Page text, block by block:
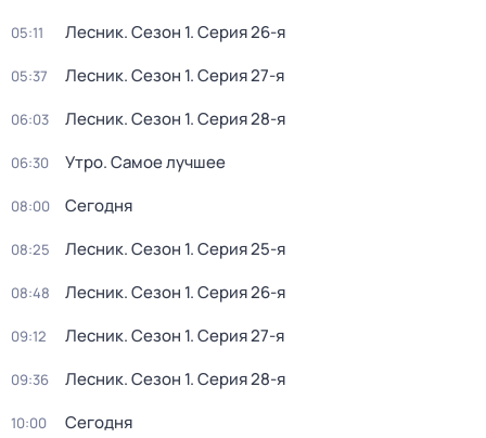
05:11 Лесник. Сезон 1. Серия 26-я
05:37 Лесник. Сезон 1. Серия 27-я
06:03 Лесник. Сезон 1. Серия 28-я
06:30 Утро. Самое лучшее
08:00 Сегодня
08:25 Лесник. Сезон 1. Серия 25-я
08:48 Лесник. Сезон 1. Серия 26-я
09:12 Лесник. Сезон 1. Серия 27-я
09:36 Лесник. Сезон 1. Серия 28-я
10:00 Сегодня